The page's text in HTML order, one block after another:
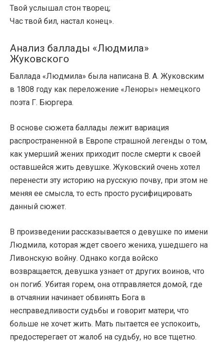
Твой услышал стон творец;
Час твой бил, настал конец».
Анализ баллады «Людмила»
Жуковского
Баллада «Людмила» была написана В. А. Жуковским
в 1808 году как переложение «Леноры» немецкого
поэта Г. Бюргера.
В основе сюжета баллады лежит вариация
распространенной в Европе страшной легенды о том,
как умерший жених приходит после смерти к своей
оставшейся жить девушке. Жуковский очень хотел
перенести эту историю на русскую почву, при этом не
меняя ее смысла, то есть просто русифицировать
данный сюжет.
В произведении рассказывается о девушке по имени
Людмила, которая ждет своего жениха, ушедшего на
Ливонскую войну. Однако когда войско
возвращается, девушка узнает от других воинов, что
он погиб. Убитая горем, она отправляется домой, где
в отчаянии начинает обвинять Бога в
несправедливости судьбы и говорит матери, что
больше не хочет жить. Мать пытается ее успокоить,
предостерегает от жалоб на судьбу, но все тщетно.